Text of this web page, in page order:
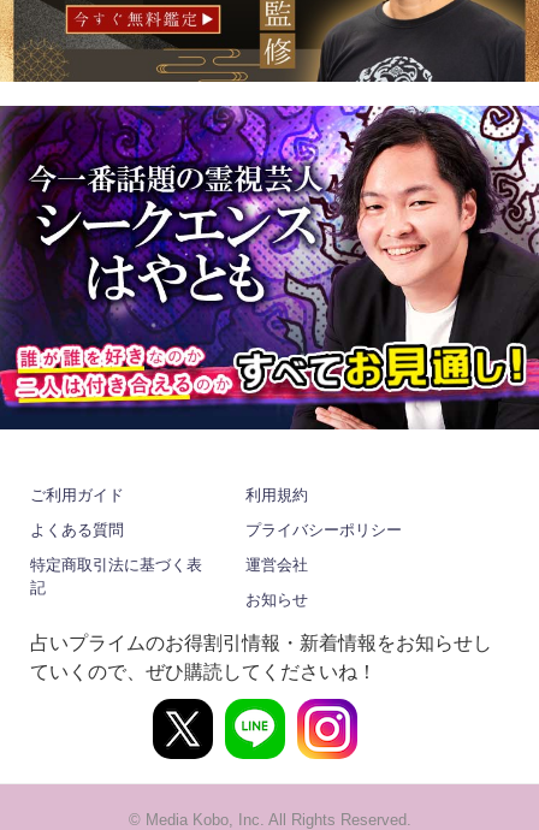
ご利用ガイド
利用規約
よくある質問
プライバシーポリシー
特定商取引法に基づく表
記
運営会社
お知らせ
占いプライムのお得割引情報・新着情報をお知らせし
ていくので、ぜひ購読してくださいね！
© Media Kobo, Inc. All Rights Reserved.